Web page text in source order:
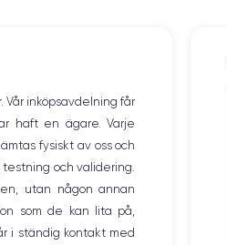
Nombre de cœurs
6
Fréq. processeur
2.39 GHz
Caméra Frontale
inköpsavdelning får
haft en ägare. Varje
fysiskt av oss och
och validering.
utan någon annan
som de kan lita på,
i ständig kontakt med